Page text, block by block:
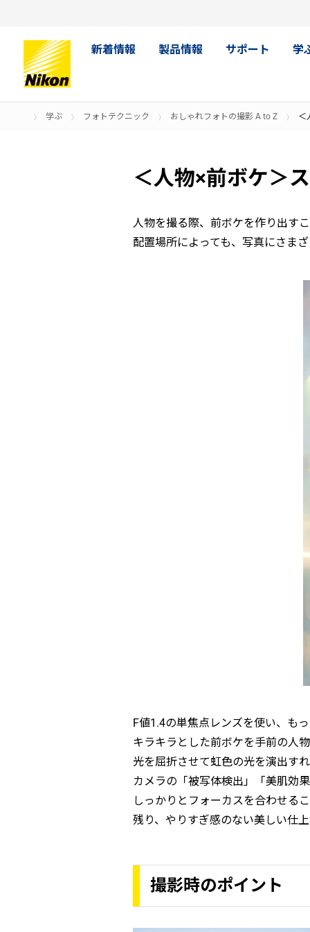
新着情報 製品情報 サポート 学
学ぶ フォトテクニック おしゃれフォトの撮影 A to Z ＜
＜人物×前ボケ＞
人物を撮る際、前ボケを作り出す
配置場所によっても、写真にさま
F値1.4の単焦点レンズを使い、も
キラキラとした前ボケを手前の人
光を屈折させて虹色の光を演出す
カメラの「被写体検出」「美肌効
しっかりとフォーカスを合わせる
残り、やりすぎ感のない美しい仕
撮影時のポイント